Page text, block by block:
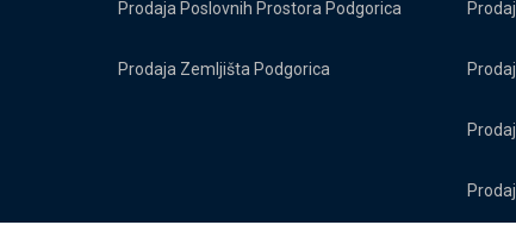
Prodaja Poslovnih Prostora Podgorica
Prodaja Zemljišta Podgorica